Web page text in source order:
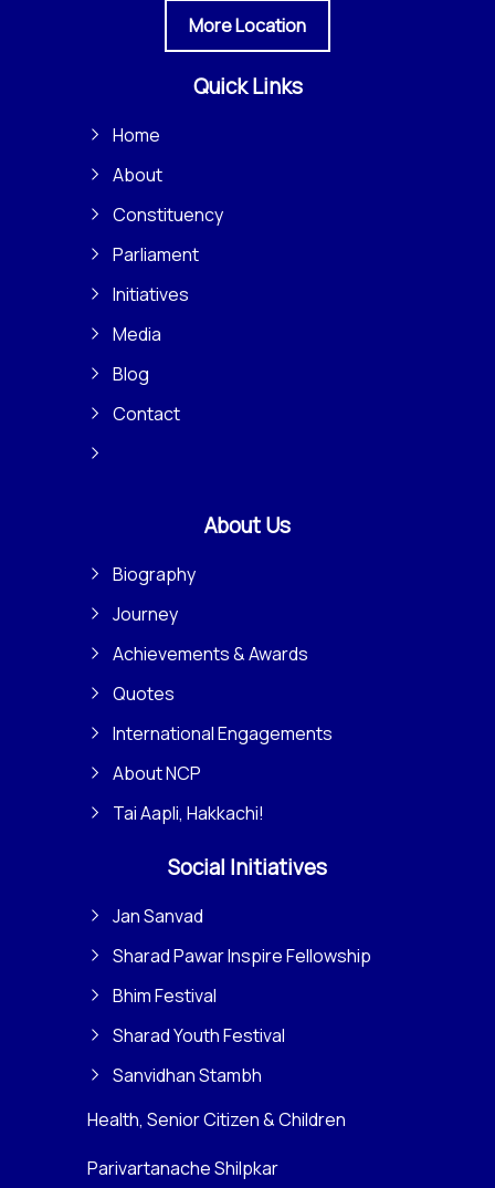
More Location
Quick Links
Home
About
Constituency
Parliament
Initiatives
Media
Blog
Contact
About Us
Biography
Journey
Achievements & Awards
Quotes
International Engagements
About NCP
Tai Aapli, Hakkachi!
Social Initiatives
Jan Sanvad
Sharad Pawar Inspire Fellowship
Bhim Festival
Sharad Youth Festival
Sanvidhan Stambh
Health, Senior Citizen & Children
Parivartanache Shilpkar